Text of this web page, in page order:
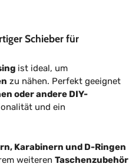
Schieber für
ist ideal, um
zu nähen. Perfekt geeignet
oder andere DIY-
und ein
Karabinern und D-Ringen
weiteren Taschenzubehör